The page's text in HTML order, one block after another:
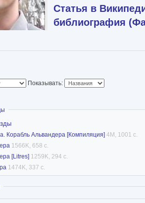
Статья в
библиография
АТ
Показывать:
Корабль Альвандера [Компиляция] 4M, 1001 с.
1566K, 658 с.
[Litres] 1259K, 294 с.
1474K, 337 с.